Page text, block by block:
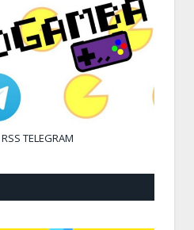
RSS TELEGRAM